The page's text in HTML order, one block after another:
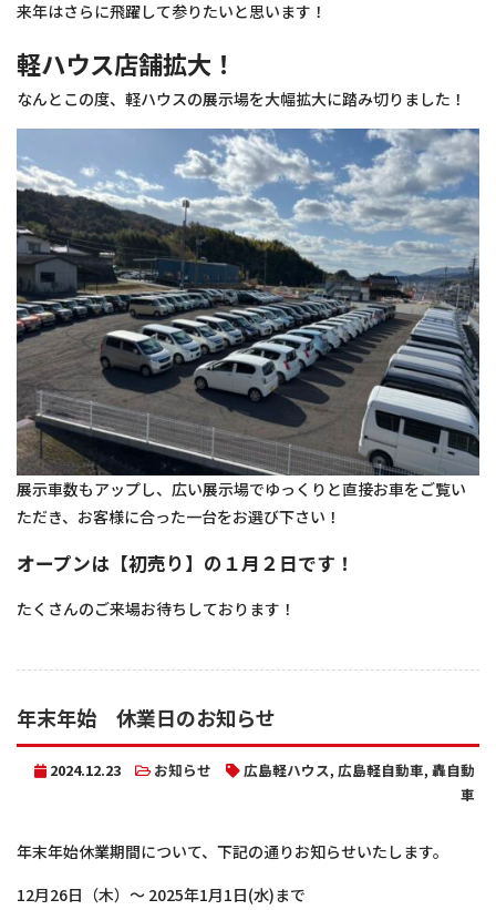
来年はさらに飛躍して参りたいと思います！
軽ハウス店舗拡大！
なんとこの度、軽ハウスの展示場を大幅拡大に踏み切りました！
展示車数もアップし、広い展示場でゆっくりと直接お車をご覧い
ただき、お客様に合った一台をお選び下さい！
オープンは【初売り】の１月２日です！
たくさんのご来場お待ちしております！
年末年始 休業日のお知らせ
2024.12.23 お知らせ 広島軽ハウス, 広島軽自動車, 轟自動
車
年末年始休業期間について、下記の通りお知らせいたします。
12月26日（木）～ 2025年1月1日(水)まで